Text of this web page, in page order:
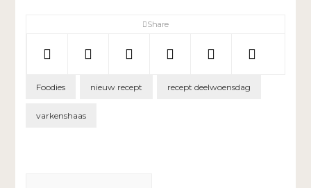
Share
Foodies nieuw recept recept deelwoensdag
varkenshaas